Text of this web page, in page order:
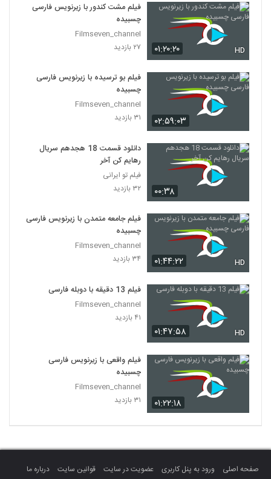
۰۱:۲۰:۲۰ HD
فیلم مشت کندور با زیرنویس فارسی
چسبیده
Filmseven_channel
۲۷ بازدید
۰۲:۵۹:۰۳
فیلم بو ترسیده با زیرنویس فارسی
چسبیده
Filmseven_channel
۳۱ بازدید
۰۰:۳۸
دانلود قسمت 18 هجدهم سریال
رهایم کن آخر
فیلم تو ایرانی
۳۲ بازدید
۰۱:۴۴:۲۲ HD
فیلم جامعه متمدن با زیرنویس فارسی
چسبیده
Filmseven_channel
۳۴ بازدید
۰۱:۴۷:۵۸ HD
فیلم 13 دقیقه با دوبله فارسی
Filmseven_channel
۴۱ بازدید
۰۱:۲۲:۱۸
فیلم واقعی با زیرنویس فارسی
چسبیده
Filmseven_channel
۳۱ بازدید
صفحه اصلی ورود به پنل کاربری عضویت در سایت قوانین سایت
درباره ما